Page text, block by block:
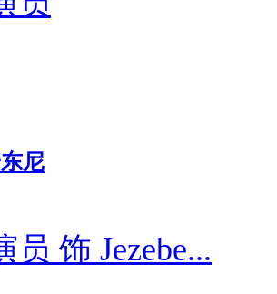
尼
员 饰 Jezebe...